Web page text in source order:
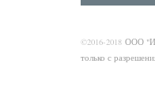
©2016-2018 ООО
только с